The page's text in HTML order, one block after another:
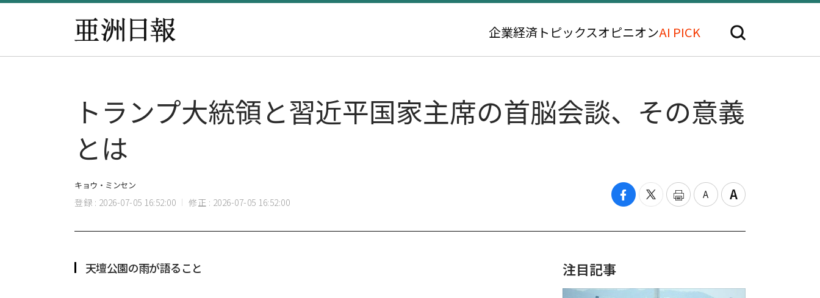
企業経済 トピックスオピニオンAI PICK
トランプ大統領と習近平国家主席の首脳会談、その意義
とは
キョウ・ミンセン
登録 : 2026-07-05 16:52:00 修正 : 2026-07-05 16:52:00
天壇公園の雨が語ること 注目記事